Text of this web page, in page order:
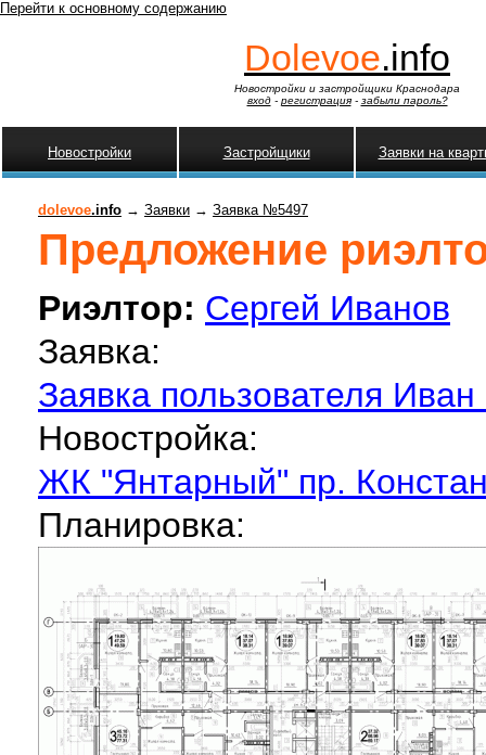
Перейти к основному содержанию
Dolevoe.info
Новостройки и застройщики Краснодара
вход- регистрация- забыли пароль?
Новостройки Застройщики Заявки на
dolevoe.info → Заявки → Заявка №5497
Предложение
Риэлтор: Сергей Иванов
Заявка:
Заявка пользователя
Новостройка:
ЖК "Янтарный" пр.
Планировка: